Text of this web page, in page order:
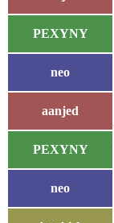
PEXYNY
neo
aanjed
PEXYNY
neo